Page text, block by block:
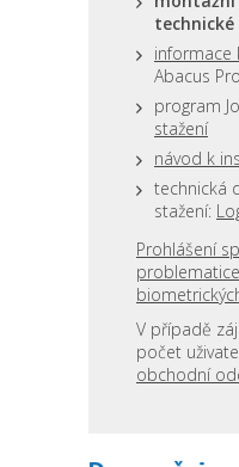
informace
Abacus Pro
program
stažení
návod k
technická
stažení:
Prohlášení
V případě
počet
obchodní